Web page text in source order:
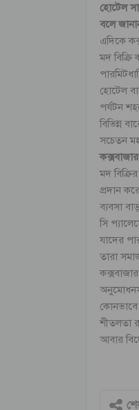
হোটেল
বলে
এদিকে
মদ
হোটেল
পর্যটন
বিভিন্ন
সচেতন
মদ
প্রদান
ব্যবসা
সি
যাদের
তারা
কোনভাবে
শীতলতা
আবার